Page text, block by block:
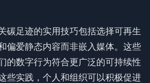
碳足迹的实用技巧包括选择可再生
偏爱静态内容而非嵌入媒体。这些
的数字行为符合更广泛的可持续性
些实践，个人和组织可以积极促进